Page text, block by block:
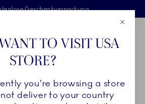
Sprunglinks
Lieferung für Bestellungen über 125 €
Geschenkverpackung
Zweijährige Bruchgarantie
TO VISIT USA
STORE?
you're browsing a store
deliver to your country